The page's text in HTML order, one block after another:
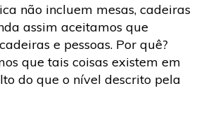
não incluem mesas, cadeiras
assim aceitamos que
e pessoas. Por quê?
que tais coisas existem em
do que o nível descrito pela